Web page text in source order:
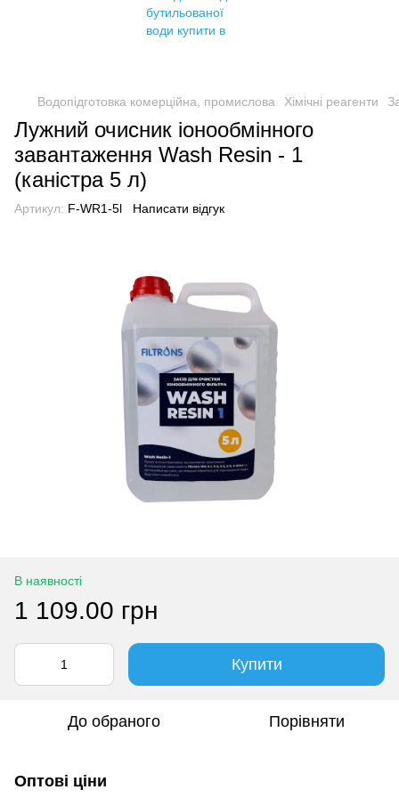
Водопідготовка комерційна, промислова Хімічні реагенти
Лужний очисник іонообмінного
завантаження Wash Resin - 1
(каністра 5 л)
Артикул: F-WR1-5l Написати відгук
В наявності
1 109.00 грн
Купити
До обраного Порівняти
Оптові ціни